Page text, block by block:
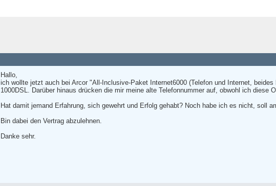
Hallo,
ich wollte jetzt auch bei Arcor "All-Inclusive-Paket Internet6000 (Telefon und Internet,
1000DSL. Darüber hinaus drücken die mir meine alte Telefonnummer auf, obwohl ich diese
Hat damit jemand Erfahrung, sich gewehrt und Erfolg gehabt? Noch habe ich es nicht, soll
Bin dabei den Vertrag abzulehnen.
Danke sehr.